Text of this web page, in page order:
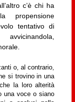
c’è chi ha
propensione
tentativo di
o, al contrario,
si trovino in una
la loro alterità
una voce o siano